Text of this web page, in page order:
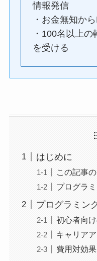
情報発信
・お金無知か
・100名以上
を受ける
はじめに
この記事
プログラ
プログラミン
初心者向
キャリア
費用対効